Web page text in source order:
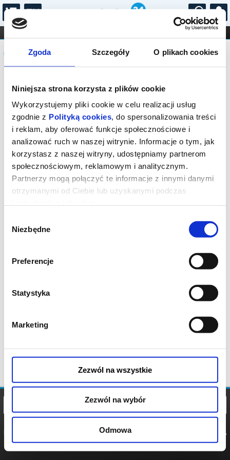
Zgoda Szczegóły O plikach cookies
Niniejsza strona korzysta z plików cookie
Wykorzystujemy pliki cookie w celu realizacji usług
zgodnie z Polityką cookies, do spersonalizowania treści
i reklam, aby oferować funkcje społecznościowe i
analizować ruch w naszej witrynie. Informacje o tym, jak
korzystasz z naszej witryny, udostępniamy partnerom
społecznościowym, reklamowym i analitycznym.
Partnerzy mogą połączyć te informacje z innymi danymi
otrzymanymi od Ciebie lub uzyskanymi podczas
zgody
Niezbędne
Preferencje
Statystyka
Marketing
Zezwól na wszystkie
Zezwól na wybór
Odmowa
...
FILHARMONIA OPERA I BALET
STAND-UP
DLA DZIECI
Komunikat
Sprzedaż on-line została zakończona,
sprawdź dostępność biletów w kasie.
POLITYKA
POLITYKA